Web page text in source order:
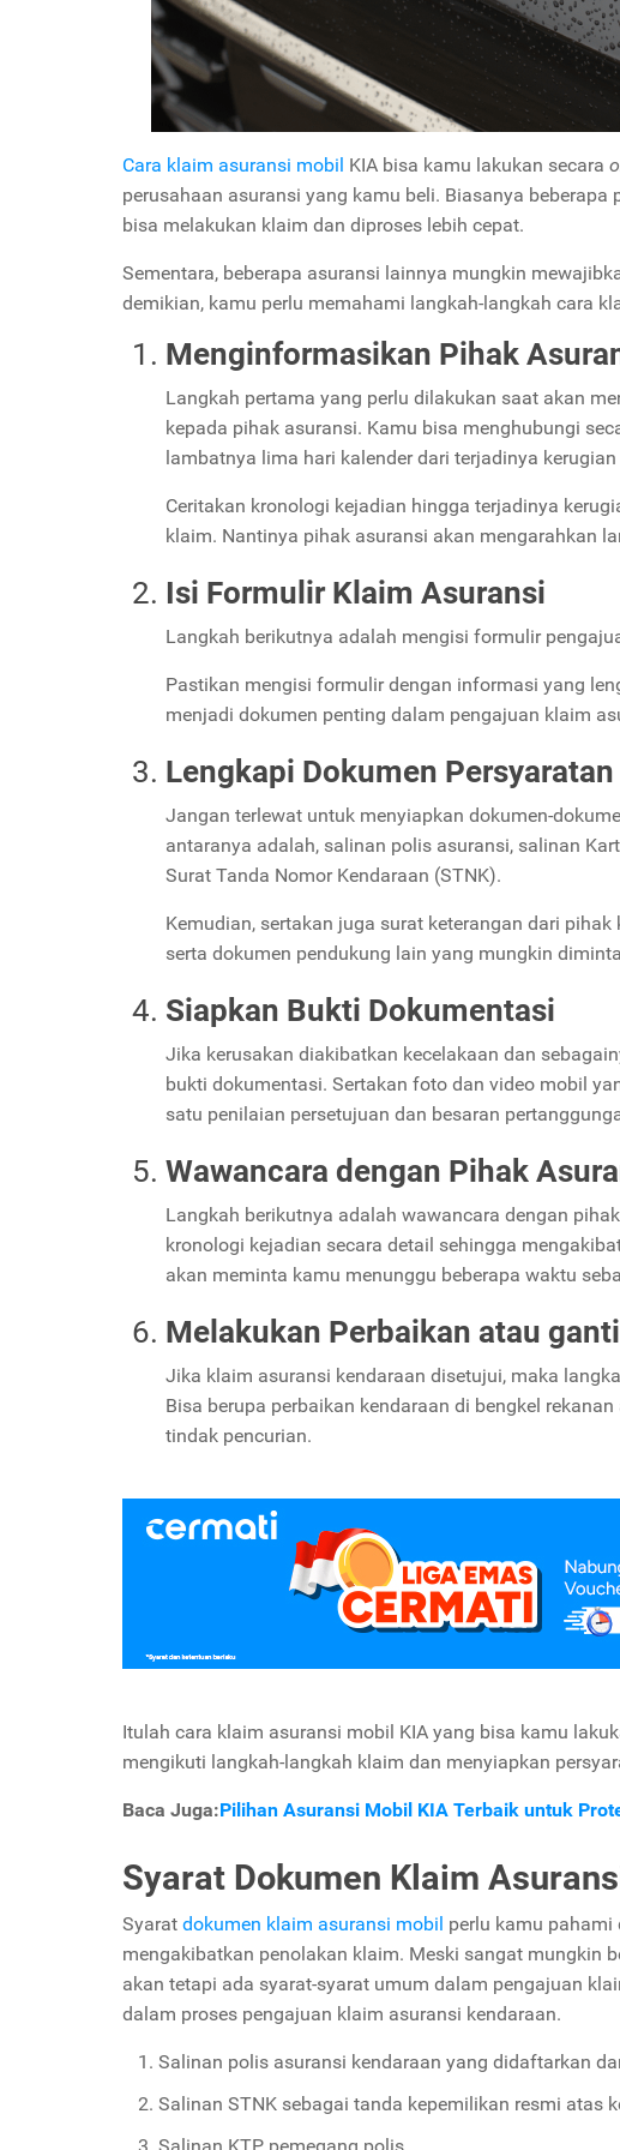
Cara klaim asuransi mobil KIA bisa kamu lakukan secara
perusahaan asuransi yang kamu beli. Biasanya beberapa
bisa melakukan klaim dan diproses lebih cepat.
Sementara, beberapa asuransi lainnya mungkin
demikian, kamu perlu memahami langkah-langkah cara
Menginformasikan Pihak
Langkah pertama yang perlu dilakukan saat akan
kepada pihak asuransi. Kamu bisa menghubungi
lambatnya lima hari kalender dari terjadinya
Ceritakan kronologi kejadian hingga terjadinya
klaim. Nantinya pihak asuransi akan mengarahkan
Isi Formulir Klaim Asuransi
Langkah berikutnya adalah mengisi formulir
Pastikan mengisi formulir dengan informasi yang
menjadi dokumen penting dalam pengajuan klaim
Lengkapi Dokumen Persyaratan
Jangan terlewat untuk menyiapkan dokumen-
antaranya adalah, salinan polis asuransi, salinan
Surat Tanda Nomor Kendaraan (STNK).
Kemudian, sertakan juga surat keterangan dari
serta dokumen pendukung lain yang mungkin
Siapkan Bukti Dokumentasi
Jika kerusakan diakibatkan kecelakaan dan
bukti dokumentasi. Sertakan foto dan video mobil
satu penilaian persetujuan dan besaran
Wawancara dengan Pihak
Langkah berikutnya adalah wawancara dengan
kronologi kejadian secara detail sehingga
akan meminta kamu menunggu beberapa waktu
Melakukan Perbaikan atau
Jika klaim asuransi kendaraan disetujui, maka
Bisa berupa perbaikan kendaraan di bengkel
tindak pencurian.
Itulah cara klaim asuransi mobil KIA yang bisa kamu
mengikuti langkah-langkah klaim dan menyiapkan
Baca Juga:Pilihan Asuransi Mobil KIA Terbaik untuk
Syarat Dokumen Klaim
Syarat dokumen klaim asuransi mobil perlu kamu
mengakibatkan penolakan klaim. Meski sangat mungkin
akan tetapi ada syarat-syarat umum dalam pengajuan
dalam proses pengajuan klaim asuransi kendaraan.
Salinan polis asuransi kendaraan yang didaftarkan
Salinan STNK sebagai tanda kepemilikan resmi atas